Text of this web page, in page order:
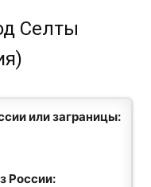
Селты
или заграницы:
России: